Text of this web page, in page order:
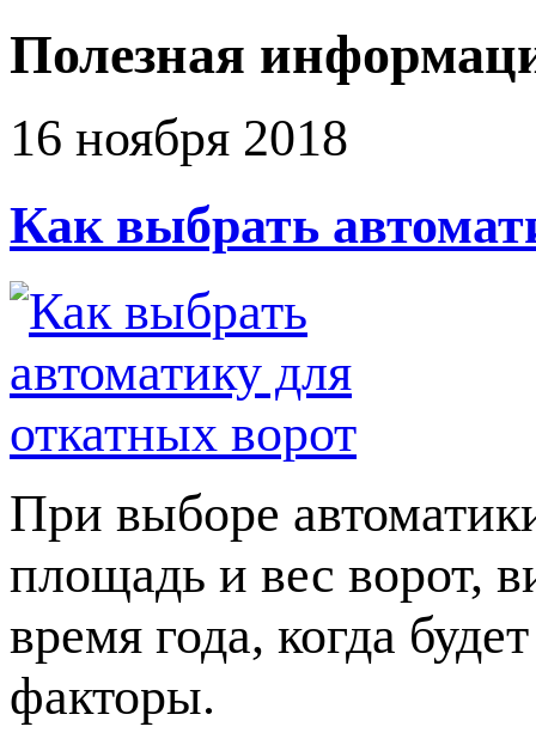
Полезная
16 ноября 2018
Как выбрать
При выборе
площадь и вес ворот,
время года, когда
факторы.